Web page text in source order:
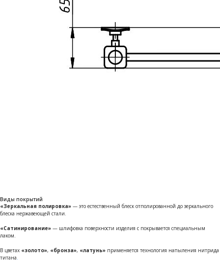
Виды покрытий
«Зеркальная полировка» — это естественный блеск отполированной до зеркального
блеска нержавеющей стали.
«Сатинирование» — шлифовка поверхности изделия с покрывается специальным
лаком.
В цветах «золото», «бронза», «латунь» применяется технология напыления нитрида
титана.